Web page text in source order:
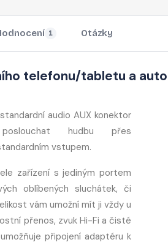
1 Otázky
telefonu/tabletu a
audio AUX konektor
hudbu přes
vstupem.
zařízení s jediným portem
oblíbených sluchátek, či
vám umožní mít ji vždy u
přenos, zvuk Hi-Fi a čisté
připojení adaptéru k